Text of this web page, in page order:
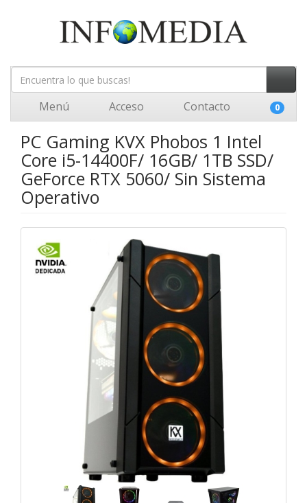
Menú Acceso Contacto 0
PC Gaming KVX Phobos 1 Intel
Core i5-14400F/ 16GB/ 1TB SSD/
GeForce RTX 5060/ Sin Sistema
Operativo